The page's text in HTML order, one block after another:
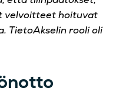
velvoitteet hoituvat
TietoAkselin rooli oli